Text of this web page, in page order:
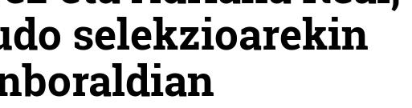
selekzioarekin